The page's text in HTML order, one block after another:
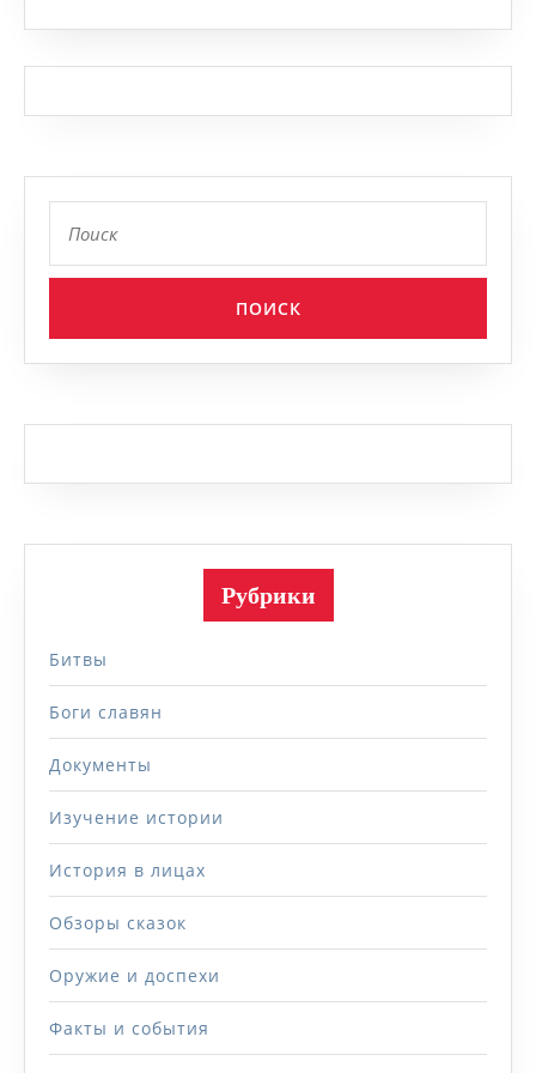
Рубрики
Битвы
Боги славян
Документы
Изучение истории
История в лицах
Обзоры сказок
Оружие и доспехи
Факты и события